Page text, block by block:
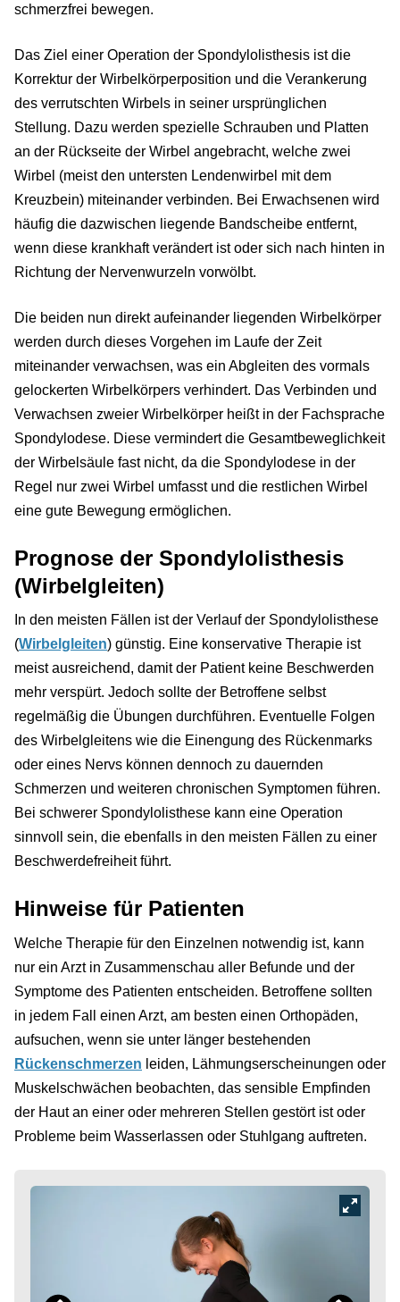
schmerzfrei bewegen.
Das Ziel einer Operation der Spondylolisthesis ist die
Korrektur der Wirbelkörperposition und die Verankerung
des verrutschten Wirbels in seiner ursprünglichen
Stellung. Dazu werden spezielle Schrauben und Platten
an der Rückseite der Wirbel angebracht, welche zwei
Wirbel (meist den untersten Lendenwirbel mit dem
Kreuzbein) miteinander verbinden. Bei Erwachsenen wird
häufig die dazwischen liegende Bandscheibe entfernt,
wenn diese krankhaft verändert ist oder sich nach hinten in
Richtung der Nervenwurzeln vorwölbt.
Die beiden nun direkt aufeinander liegenden Wirbelkörper
werden durch dieses Vorgehen im Laufe der Zeit
miteinander verwachsen, was ein Abgleiten des vormals
gelockerten Wirbelkörpers verhindert. Das Verbinden und
Verwachsen zweier Wirbelkörper heißt in der Fachsprache
Spondylodese. Diese vermindert die Gesamtbeweglichkeit
der Wirbelsäule fast nicht, da die Spondylodese in der
Regel nur zwei Wirbel umfasst und die restlichen Wirbel
eine gute Bewegung ermöglichen.
Prognose der Spondylolisthesis
(Wirbelgleiten)
In den meisten Fällen ist der Verlauf der Spondylolisthese
(Wirbelgleiten) günstig. Eine konservative Therapie ist
meist ausreichend, damit der Patient keine Beschwerden
mehr verspürt. Jedoch sollte der Betroffene selbst
regelmäßig die Übungen durchführen. Eventuelle Folgen
des Wirbelgleitens wie die Einengung des Rückenmarks
oder eines Nervs können dennoch zu dauernden
Schmerzen und weiteren chronischen Symptomen führen.
Bei schwerer Spondylolisthese kann eine Operation
sinnvoll sein, die ebenfalls in den meisten Fällen zu einer
Beschwerdefreiheit führt.
Hinweise für Patienten
Welche Therapie für den Einzelnen notwendig ist, kann
nur ein Arzt in Zusammenschau aller Befunde und der
Symptome des Patienten entscheiden. Betroffene sollten
in jedem Fall einen Arzt, am besten einen Orthopäden,
aufsuchen, wenn sie unter länger bestehenden
Rückenschmerzen leiden, Lähmungserscheinungen oder
Muskelschwächen beobachten, das sensible Empfinden
der Haut an einer oder mehreren Stellen gestört ist oder
Probleme beim Wasserlassen oder Stuhlgang auftreten.